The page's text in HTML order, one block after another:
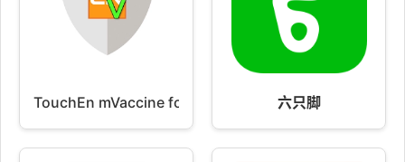
TouchEn mVaccine for Web 六只脚